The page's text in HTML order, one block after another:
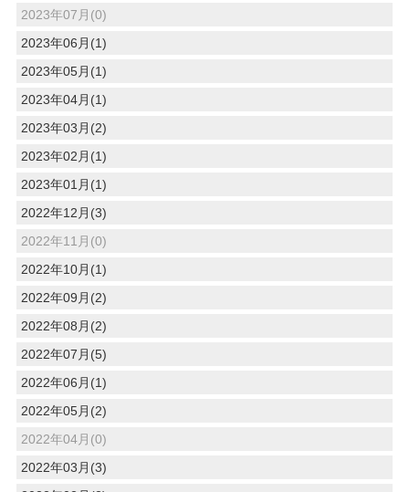
2023年07月(0)
2023年06月(1)
2023年05月(1)
2023年04月(1)
2023年03月(2)
2023年02月(1)
2023年01月(1)
2022年12月(3)
2022年11月(0)
2022年10月(1)
2022年09月(2)
2022年08月(2)
2022年07月(5)
2022年06月(1)
2022年05月(2)
2022年04月(0)
2022年03月(3)